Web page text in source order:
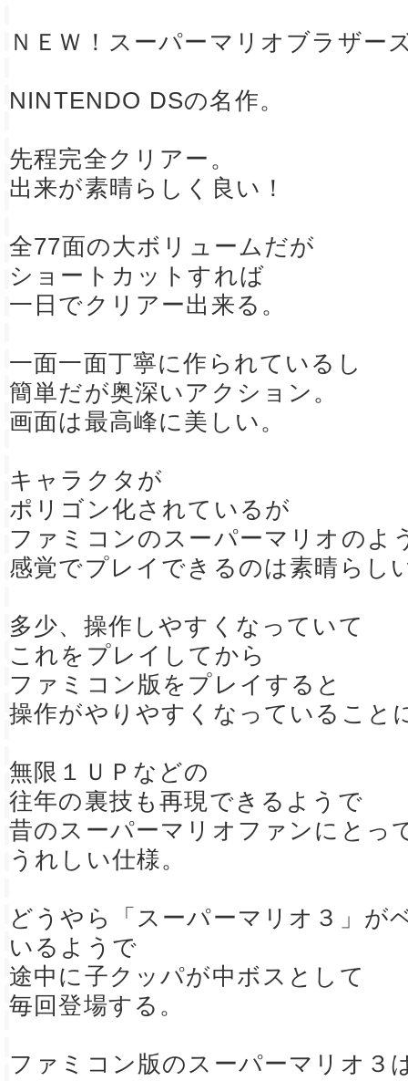
ＮＥＷ！スーパーマリオブラザー
NINTENDO DSの名作。
先程完全クリアー。
出来が素晴らしく良い！
全77面の大ボリュームだが
ショートカットすれば
一日でクリアー出来る。
一面一面丁寧に作られているし
簡単だが奥深いアクション。
画面は最高峰に美しい。
キャラクタが
ポリゴン化されているが
ファミコンのスーパーマリオのよ
感覚でプレイできるのは素晴らし
多少、操作しやすくなっていて
これをプレイしてから
ファミコン版をプレイすると
操作がやりやすくなっていること
無限１ＵＰなどの
往年の裏技も再現できるようで
昔のスーパーマリオファンにとっ
うれしい仕様。
どうやら「スーパーマリオ３」が
いるようで
途中に子クッパが中ボスとして
毎回登場する。
ファミコン版のスーパーマリオ３